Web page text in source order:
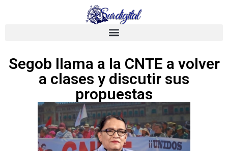
Segob llama a la CNTE a volver
a clases y discutir sus
propuestas